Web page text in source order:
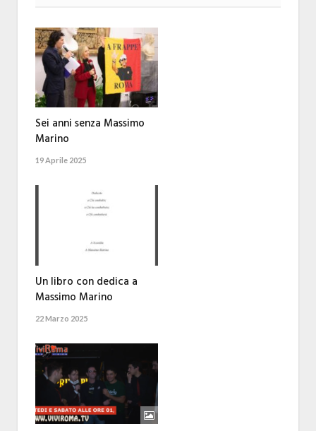
Sei anni senza Massimo
Marino
19 Aprile 2025
Un libro con dedica a
Massimo Marino
22 Marzo 2025